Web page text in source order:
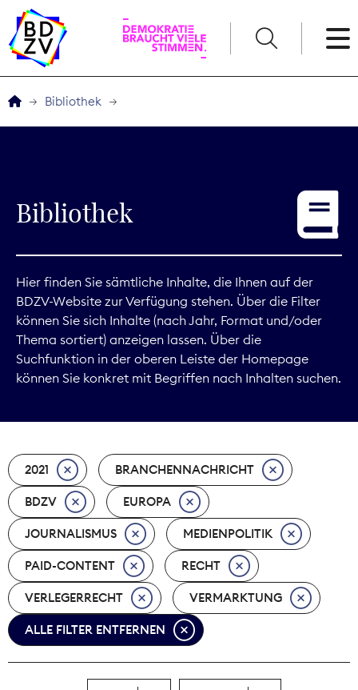
Service
Digitales
Kommunikation
Marktdaten
Nachhaltigkeit
Nachwuchs
Nova Award
Pressefreiheit
Print
Bibliothek
Bibliothek
Hier finden Sie sämtliche Inhalte, die Ihnen auf der
BDZV-Website zur Verfügung stehen. Über die Filter
können Sie sich Inhalte (nach Jahr, Format und/oder
Thema sortiert) anzeigen lassen. Über die
Suchfunktion in der oberen Leiste der Homepage
können Sie konkret mit Begriffen nach Inhalten suchen.
2021 BRANCHENNACHRICHT
BDZV EUROPA
JOURNALISMUS MEDIENPOLITIK
PAID-CONTENT RECHT
VERLEGERRECHT VERMARKTUNG
ALLE FILTER ENTFERNEN